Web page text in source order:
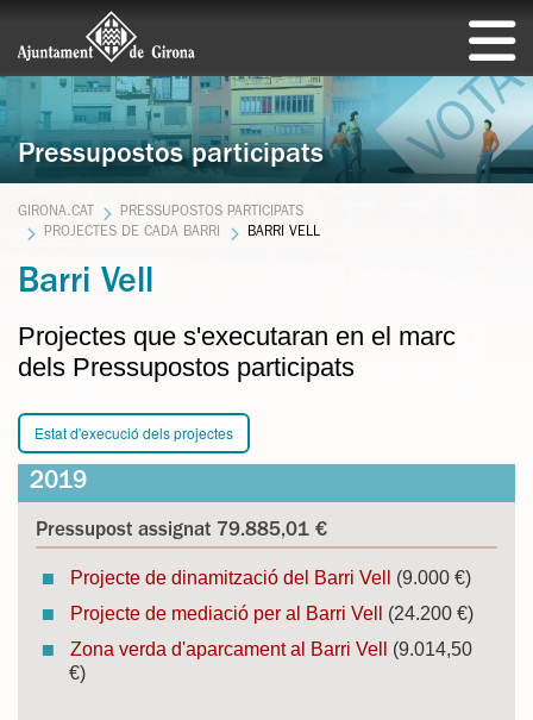
Pressupostos participats
GIRONA.CAT
PRESSUPOSTOS PARTICIPATS
PROJECTES DE CADA BARRI
BARRI VELL
Barri Vell
Projectes que s'executaran en el marc
dels Pressupostos participats
Estat d'execució dels projectes
2019
Pressupost assignat 79.885,01 €
Projecte de dinamització del Barri Vell
(9.000 €)
Projecte de mediació per al Barri Vell
(24.200 €)
Zona verda d'aparcament al Barri Vell
(9.014,50
€)